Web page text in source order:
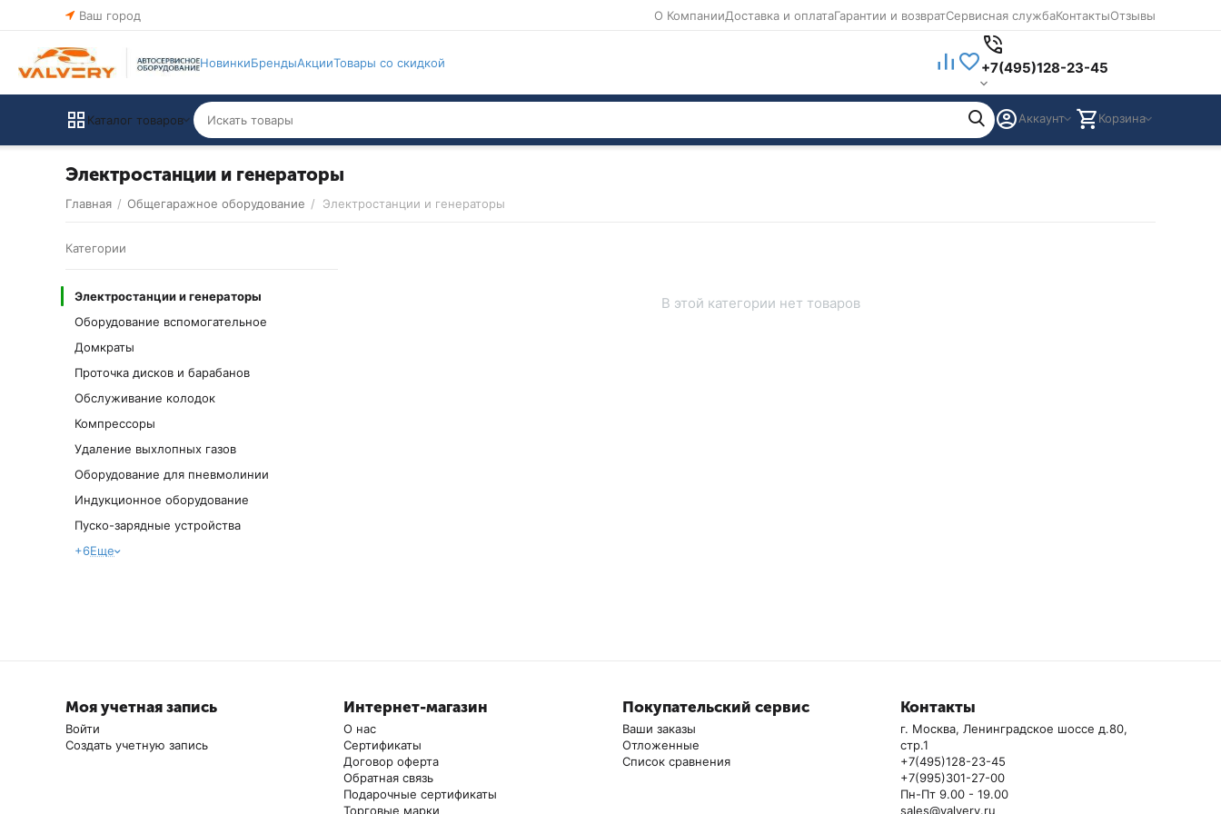
Ваш город О КомпанииДоставка и оплатаГарантии и возвратСервисная службаКонтактыОтзывы
НовинкиБрендыАкцииТовары со скидкой +7(495)128-23-45
Каталог товаров Аккаунт Корзина
Электростанции и генераторы
Главная / Общегаражное оборудование / Электростанции и генераторы
В этой категории нет товаров
Категории
Электростанции и генераторы
Оборудование вспомогательное
Домкраты
Проточка дисков и барабанов
Обслуживание колодок
Компрессоры
Удаление выхлопных газов
Оборудование для пневмолинии
Индукционное оборудование
Пуско-зарядные устройства
+6Еще
Моя учетная запись
Войти
Создать учетную запись
Интернет-магазин
О нас
Сертификаты
Договор оферта
Обратная связь
Подарочные сертификаты
Торговые марки
Покупательский сервис
Ваши заказы
Отложенные
Список сравнения
Контакты
г. Москва, Ленинградское шоссе д.80,
стр.1
+7(495)128-23-45
+7(995)301-27-00
Пн-Пт 9.00 - 19.00
sales@valvery.ru